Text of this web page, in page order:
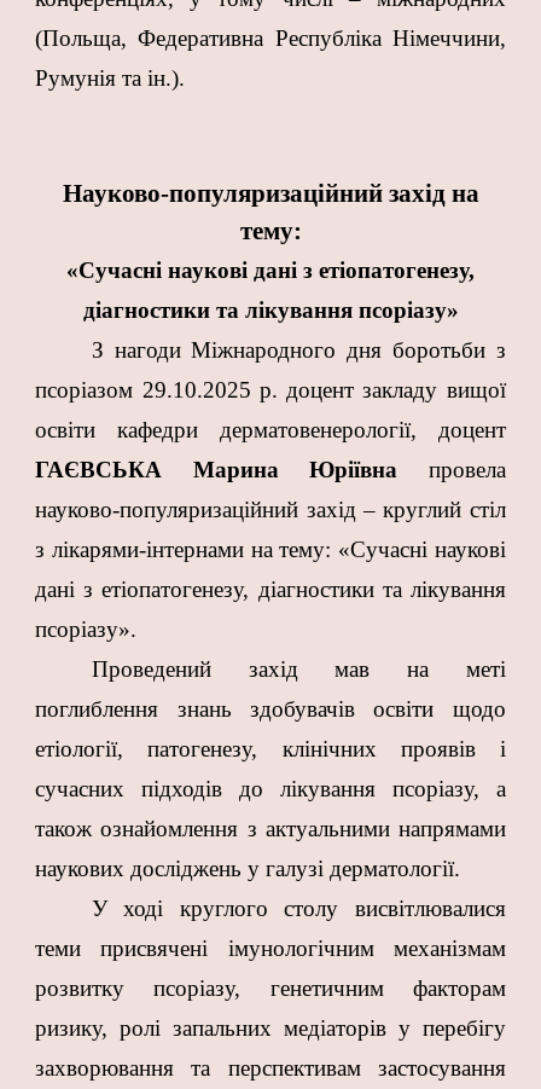
(Польща, Федеративна Республіка Німеччини,
Румунія та ін.).
Науково-популяризаційний захід на
тему:
«Сучасні наукові дані з етіопатогенезу,
діагностики та лікування псоріазу»
З нагоди Міжнародного дня боротьби з
псоріазом 29.10.2025 р. доцент закладу вищої
освіти кафедри дерматовенерології, доцент
ГАЄВСЬКА Марина Юріївна провела
науково-популяризаційний захід – круглий стіл
з лікарями-інтернами на тему: «Сучасні наукові
дані з етіопатогенезу, діагностики та лікування
псоріазу».
Проведений захід мав на меті
поглиблення знань здобувачів освіти щодо
етіології, патогенезу, клінічних проявів і
сучасних підходів до лікування псоріазу, а
також ознайомлення з актуальними напрямами
наукових досліджень у галузі дерматології.
У ході круглого столу висвітлювалися
теми присвячені імунологічним механізмам
розвитку псоріазу, генетичним факторам
ризику, ролі запальних медіаторів у перебігу
захворювання та перспективам застосування